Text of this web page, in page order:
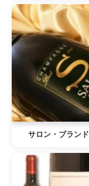
サロン・ブラン